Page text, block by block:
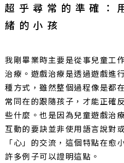
超乎尋常的準確：
緒的小孩
我剛畢業時主要是從事兒童工
治療。遊戲治療是透過遊戲進
種方式，雖然整個過程像是都
常同在的跟隨孩子，才能正確
些什麼。也是因為兒童遊戲治
互動的要訣並非使用語言說對
「心」的交流，這個特點在愈
許多例子可以證明這點。